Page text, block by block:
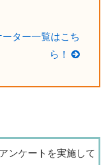
ター一覧はこち
ら！
ンケートを実施して